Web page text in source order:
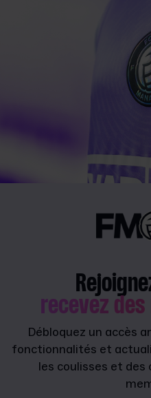
recevez
Débloquez un accès
fonctionnalités et
les coulisses et des